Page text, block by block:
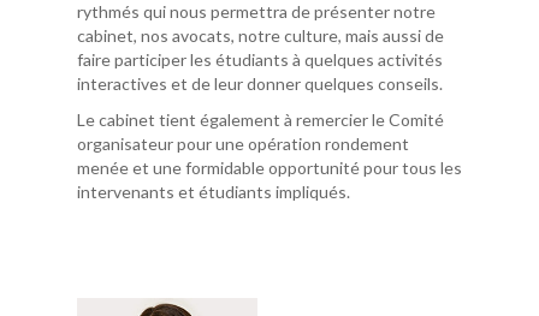
rythmés qui nous permettra de présenter notre
cabinet, nos avocats, notre culture, mais aussi de
faire participer les étudiants à quelques activités
interactives et de leur donner quelques conseils.
Le cabinet tient également à remercier le Comité
organisateur pour une opération rondement
menée et une formidable opportunité pour tous les
intervenants et étudiants impliqués.